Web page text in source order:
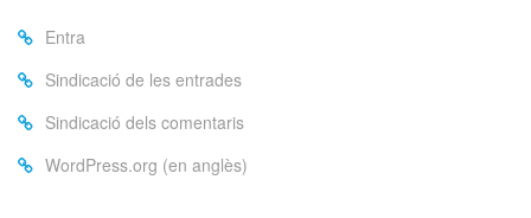
Entra
Sindicació de les entrades
Sindicació dels comentaris
WordPress.org (en anglès)